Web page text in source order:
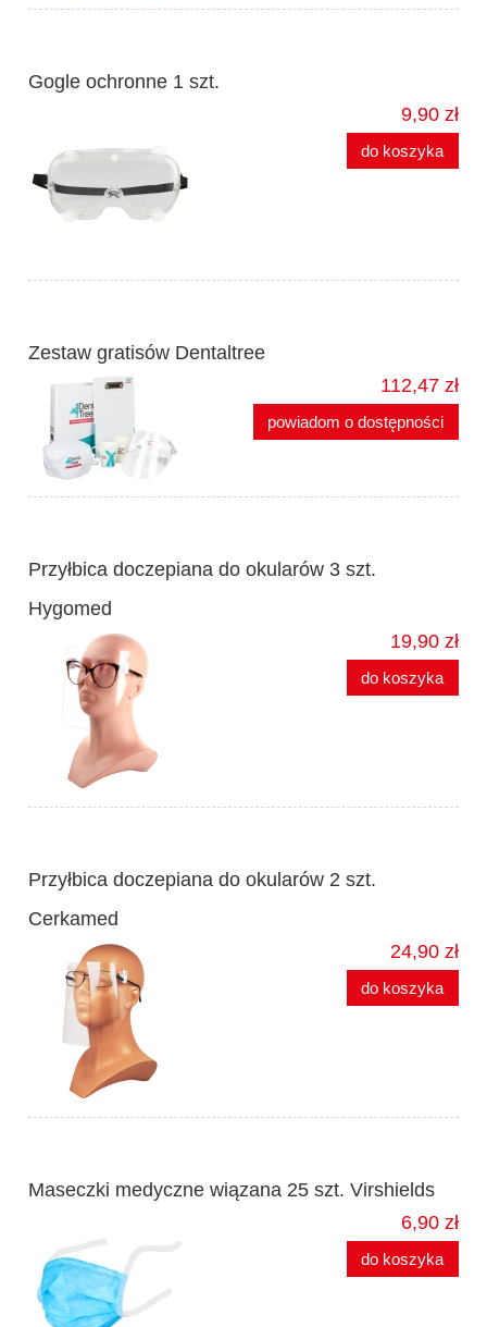
Gogle ochronne 1 szt.
9,90 zł
do koszyka
Zestaw gratisów Dentaltree
112,47 zł
powiadom o dostępności
Przyłbica doczepiana do okularów 3 szt.
Hygomed
19,90 zł
do koszyka
Przyłbica doczepiana do okularów 2 szt.
Cerkamed
24,90 zł
do koszyka
Maseczki medyczne wiązana 25 szt. Virshields
6,90 zł
do koszyka